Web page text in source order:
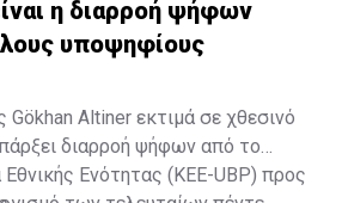
η διαρροή ψήφων
υποψηφίους
Altiner εκτιμά σε χθεσινό
διαρροή ψήφων από το
Ενότητας (KEE-UBP) προς